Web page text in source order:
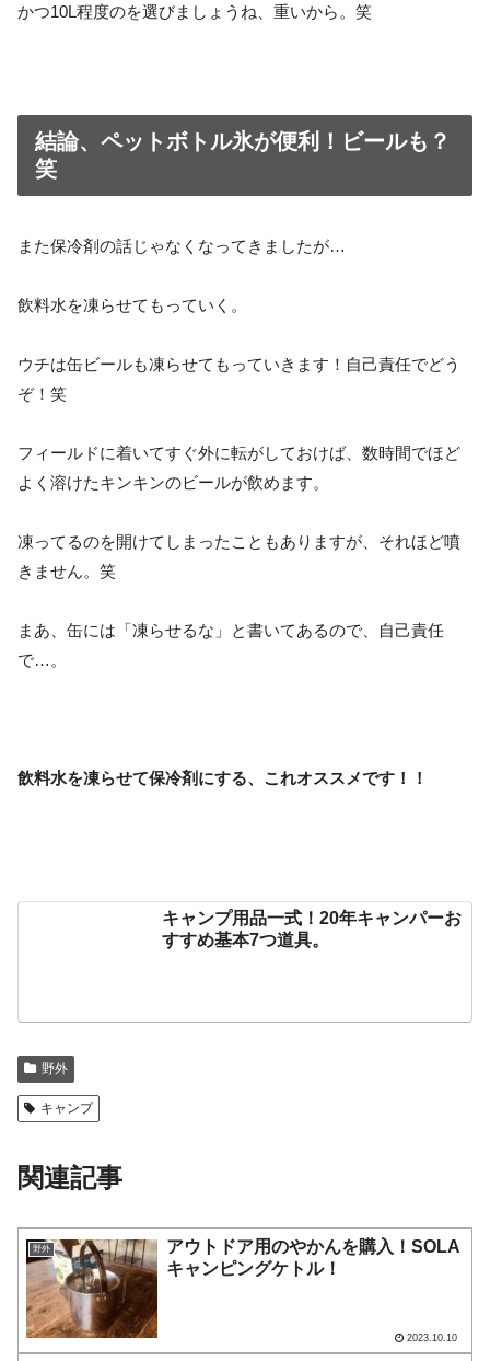
かつ10L程度のを選びましょうね、重いから。笑
結論、ペットボトル氷が便利！ビールも？
笑
また保冷剤の話じゃなくなってきましたが…
飲料水を凍らせてもっていく。
ウチは缶ビールも凍らせてもっていきます！自己責任でどう
ぞ！笑
フィールドに着いてすぐ外に転がしておけば、数時間でほど
よく溶けたキンキンのビールが飲めます。
凍ってるのを開けてしまったこともありますが、それほど噴
きません。笑
まあ、缶には「凍らせるな」と書いてあるので、自己責任
で…。
飲料水を凍らせて保冷剤にする、これオススメです！！
キャンプ用品一式！20年キャンパーお
すすめ基本7つ道具。
野外
キャンプ
関連記事
野外
アウトドア用のやかんを購入！SOLA
キャンピングケトル！
2023.10.10